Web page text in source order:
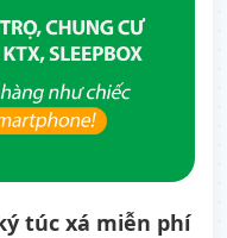
túc xá miễn phí